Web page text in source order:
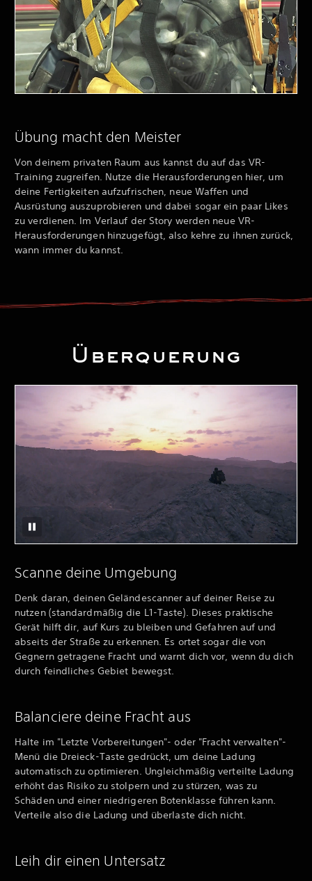
Übung macht den Meister
Von deinem privaten Raum aus kannst du auf das VR-
Training zugreifen. Nutze die Herausforderungen hier, um
deine Fertigkeiten aufzufrischen, neue Waffen und
Ausrüstung auszuprobieren und dabei sogar ein paar Likes
zu verdienen. Im Verlauf der Story werden neue VR-
Herausforderungen hinzugefügt, also kehre zu ihnen zurück,
wann immer du kannst.
Überquerung
Scanne deine Umgebung
Denk daran, deinen Geländescanner auf deiner Reise zu
nutzen (standardmäßig die L1-Taste). Dieses praktische
Gerät hilft dir, auf Kurs zu bleiben und Gefahren auf und
abseits der Straße zu erkennen. Es ortet sogar die von
Gegnern getragene Fracht und warnt dich vor, wenn du dich
durch feindliches Gebiet bewegst.
Balanciere deine Fracht aus
Halte im "Letzte Vorbereitungen"- oder "Fracht verwalten"-
Menü die Dreieck-Taste gedrückt, um deine Ladung
automatisch zu optimieren. Ungleichmäßig verteilte Ladung
erhöht das Risiko zu stolpern und zu stürzen, was zu
Schäden und einer niedrigeren Botenklasse führen kann.
Verteile also die Ladung und überlaste dich nicht.
Leih dir einen Untersatz